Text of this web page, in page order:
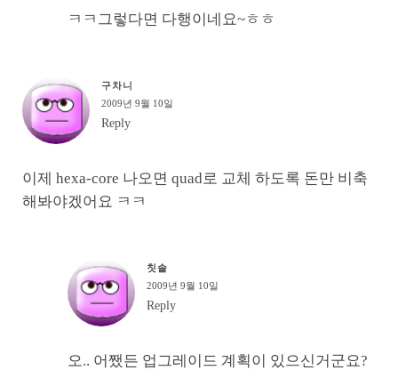
ㅋㅋ그렇다면 다행이네요~ㅎㅎ
구차니
2009년 9월 10일
Reply
이제 hexa-core 나오면 quad로 교체 하도록 돈만 비축
해봐야겠어요 ㅋㅋ
칫솔
2009년 9월 10일
Reply
오.. 어쨌든 업그레이드 계획이 있으신거군요?